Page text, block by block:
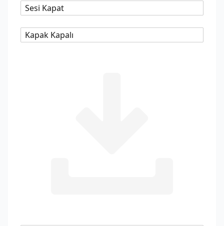
Sesi Kapat
Kapak Kapalı